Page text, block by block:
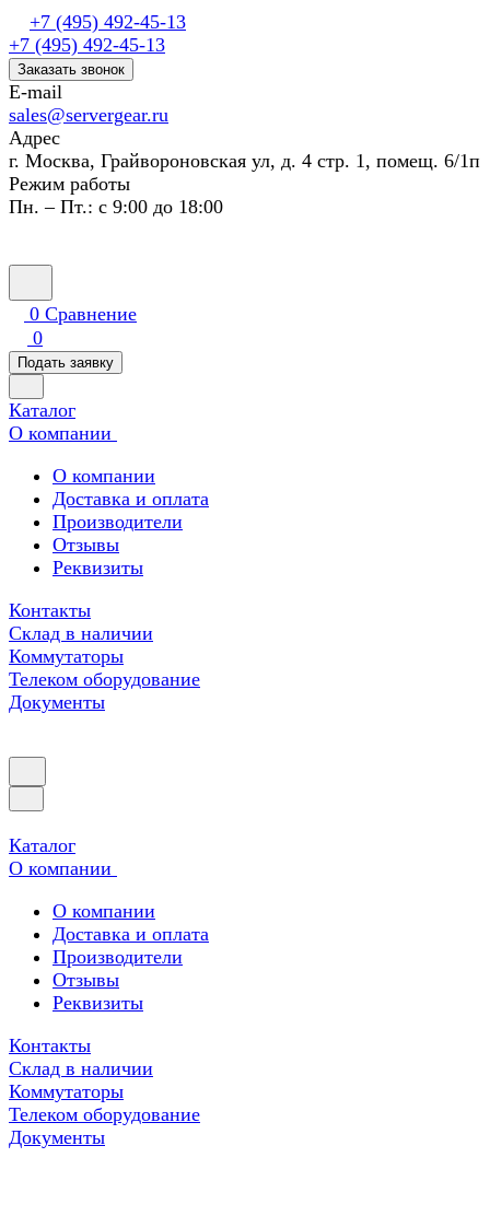
+7 (495) 492-45-13
+7 (495) 492-45-13
Заказать звонок
E-mail
sales@servergear.ru
Адрес
г. Москва, Грайвороновская ул, д. 4 стр. 1, помещ. 6/1п
Режим работы
Пн. – Пт.: с 9:00 до 18:00
0 Сравнение
0
Подать заявку
Каталог
О компании
О компании
Доставка и оплата
Производители
Отзывы
Реквизиты
Контакты
Склад в наличии
Коммутаторы
Телеком оборудование
Документы
Каталог
О компании
О компании
Доставка и оплата
Производители
Отзывы
Реквизиты
Контакты
Склад в наличии
Коммутаторы
Телеком оборудование
Документы